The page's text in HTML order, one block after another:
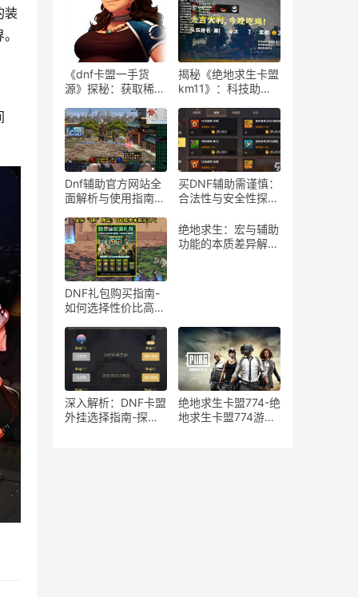
装
知：选择最佳游戏辅
助软件的指南
《dnf卡盟一手货
源》探秘：获取稀有
卡盟一手货源渠道解
析与购买指南
揭秘《绝地求生卡盟
km11》：科技助力
《绝地求生卡盟
km11》深入解析：
辅助工具对游戏平衡
性的影响
Dnf辅助官方网站全
面解析与使用指南-
站功能与使用技巧
买DNF辅助需谨慎：
合法性与安全性探
助工具的合法性与潜
在风险分析
DNF礼包购买指南-
如何选择性价比高的
绝地求生：宏与辅助
功能的本质差异解
深入解析：DNF卡盟
外挂选择指南-探索
绝地求生卡盟774-绝
地求生卡盟774游戏